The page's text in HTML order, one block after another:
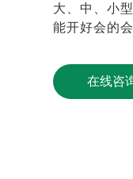
大、中、小
能开好会的会
在线咨